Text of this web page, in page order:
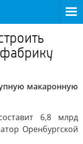
макаронную
6,8 млрд
Оренбургской